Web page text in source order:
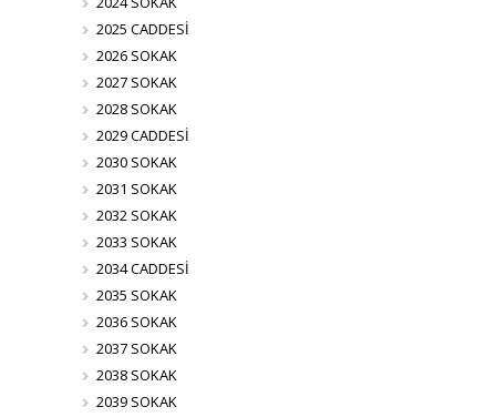
2025 CADDESİ
2026 SOKAK
2027 SOKAK
2028 SOKAK
2029 CADDESİ
2030 SOKAK
2031 SOKAK
2032 SOKAK
2033 SOKAK
2034 CADDESİ
2035 SOKAK
2036 SOKAK
2037 SOKAK
2038 SOKAK
2039 SOKAK